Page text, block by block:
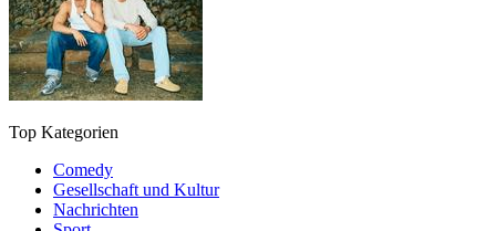
Top Kategorien
Comedy
Gesellschaft und Kultur
Nachrichten